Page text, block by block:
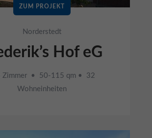
ZUM PROJEKT
Norderstedt
Hof eG
Zimmer • 50-115 qm • 32
Wohneinheiten